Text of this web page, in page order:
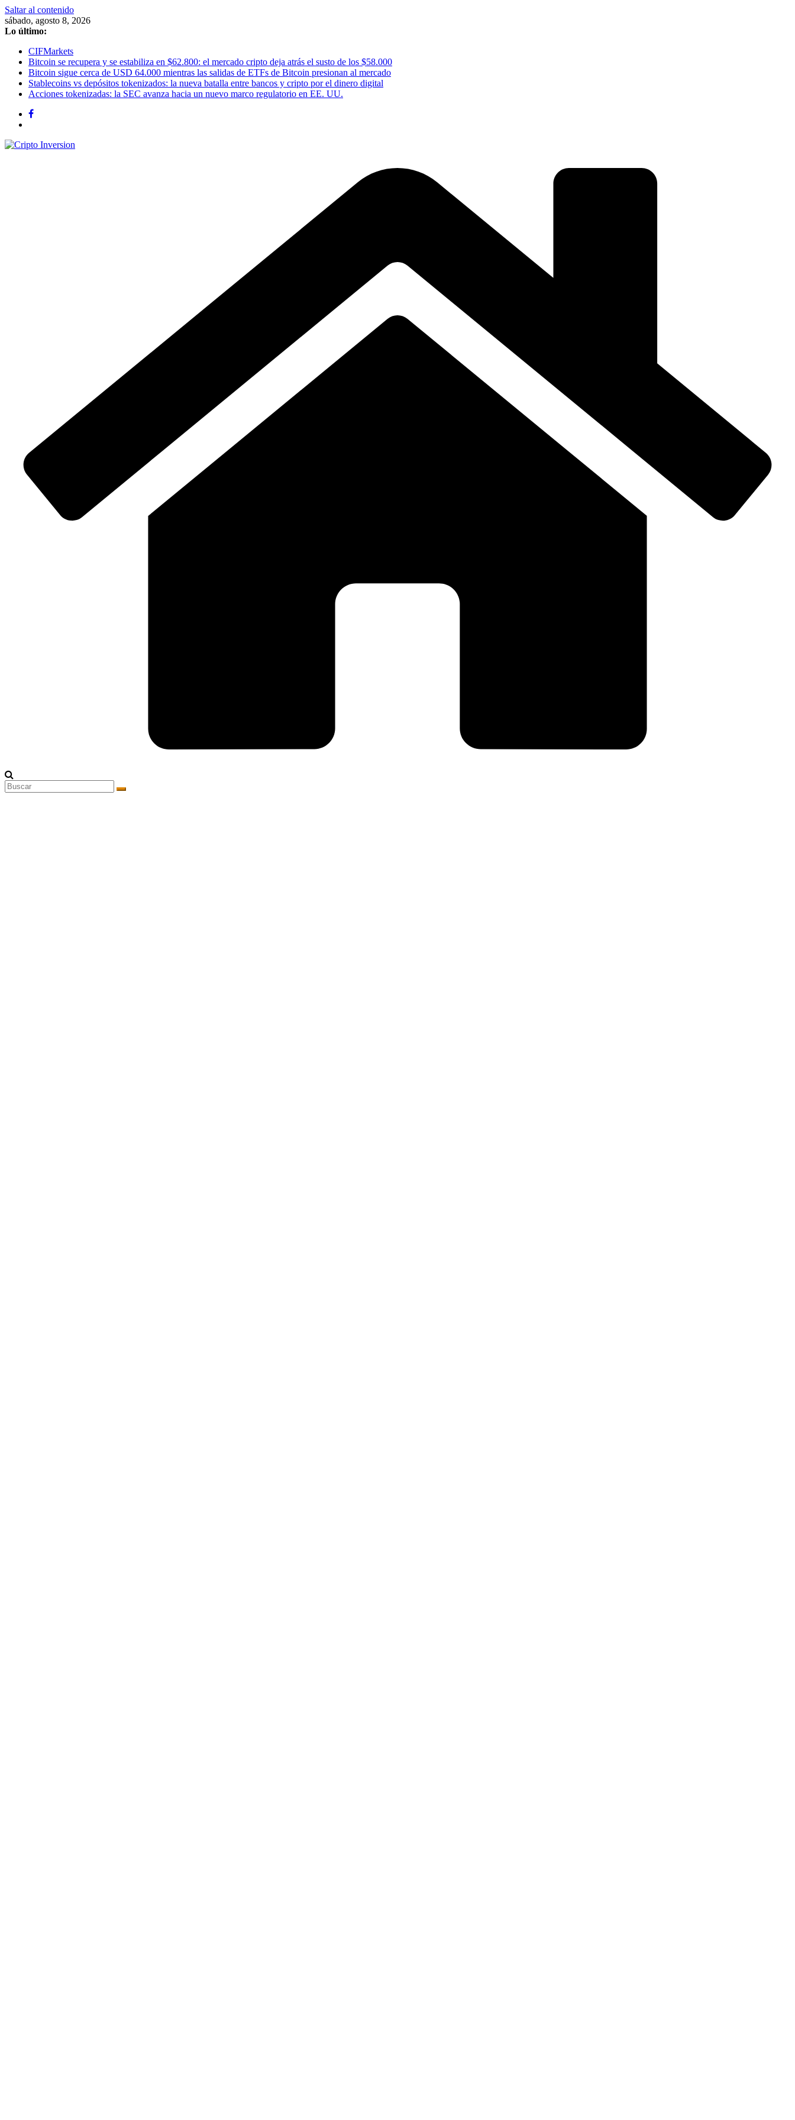
Saltar al contenido
sábado, agosto 8, 2026
Lo último:
CIFMarkets
Bitcoin se recupera y se estabiliza en $62.800: el mercado cripto deja atrás el susto de los $58.000
Bitcoin sigue cerca de USD 64.000 mientras las salidas de ETFs de Bitcoin presionan al mercado
Stablecoins vs depósitos tokenizados: la nueva batalla entre bancos y cripto por el dinero digital
Acciones tokenizadas: la SEC avanza hacia un nuevo marco regulatorio en EE. UU.